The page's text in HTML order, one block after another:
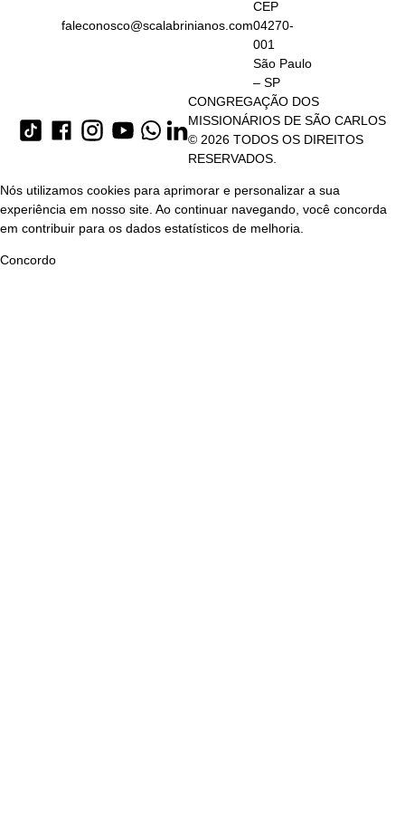
faleconosco@scalabrinianos.com
CEP
04270-
001
São Paulo
– SP
CONGREGAÇÃO DOS
MISSIONÁRIOS DE SÃO CARLOS
© 2026 TODOS OS DIREITOS
RESERVADOS.
Nós utilizamos cookies para aprimorar e personalizar a sua
experiência em nosso site. Ao continuar navegando, você concorda
em contribuir para os dados estatísticos de melhoria.
Concordo